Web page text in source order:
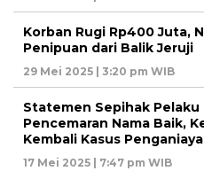
Korban Rugi Rp400 Juta,
Penipuan dari Balik Jeruji
29 Mei 2025 | 3:20 pm WIB
Statemen Sepihak Pelaku
Pencemaran Nama Baik,
Kembali Kasus
17 Mei 2025 | 7:47 pm WIB